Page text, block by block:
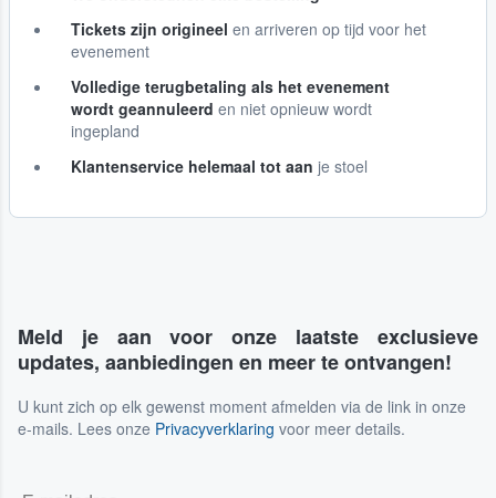
Tickets zijn origineel en arriveren op tijd voor het
evenement
Volledige terugbetaling als het evenement
wordt geannuleerd en niet opnieuw wordt
ingepland
Klantenservice helemaal tot aan je stoel
Meld je aan voor onze laatste exclusieve
updates, aanbiedingen en meer te ontvangen!
U kunt zich op elk gewenst moment afmelden via de link in onze
e-mails. Lees onze Privacyverklaring voor meer details.